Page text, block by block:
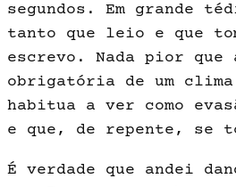
segundos. Em gran­de
tanto que leio e que
escrevo. Nada pior que
obrigatória de um
habitua a ver como
e que, de repente, se
É verdade que andei